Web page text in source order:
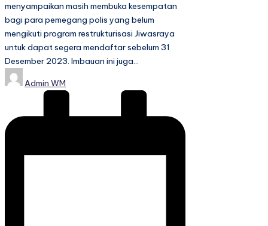
menyampaikan masih membuka kesempatan
bagi para pemegang polis yang belum
mengikuti program restrukturisasi Jiwasraya
untuk dapat segera mendaftar sebelum 31
Desember 2023. Imbauan ini juga…
Posted
by
Admin WM